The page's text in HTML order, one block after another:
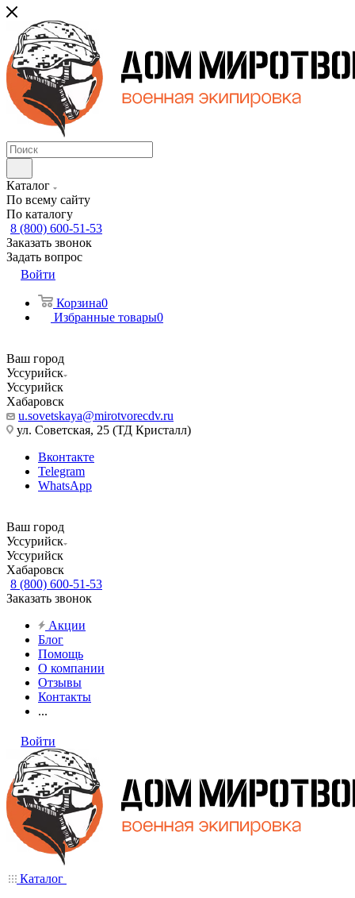
Каталог
По всему сайту
По каталогу
8 (800) 600-51-53
Заказать звонок
Задать вопрос
Войти
Корзина0
Избранные товары0
Ваш город
Уссурийск
Уссурийск
Хабаровск
u.sovetskaya@mirotvorecdv.ru
ул. Советская, 25 (ТД Кристалл)
Вконтакте
Telegram
WhatsApp
Ваш город
Уссурийск
Уссурийск
Хабаровск
8 (800) 600-51-53
Заказать звонок
Акции
Блог
Помощь
О компании
Отзывы
Контакты
...
Войти
Каталог